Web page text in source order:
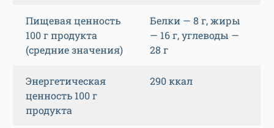
Пищевая ценность
100 г продукта
(средние значения)
Белки — 8 г, жиры
— 16 г, углеводы —
28 г
Энергетическая
ценность 100 г
продукта
290 ккал